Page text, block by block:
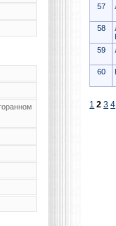
57
58
59
60
1 2 3 4